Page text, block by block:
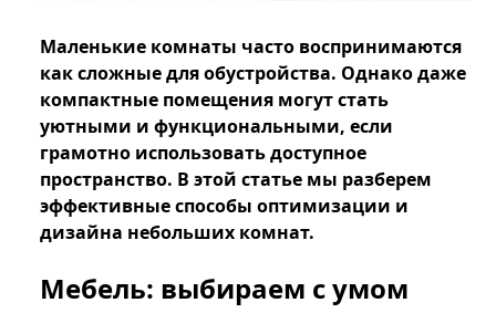
Маленькие комнаты часто воспринимаются
как сложные для обустройства. Однако даже
компактные помещения могут стать
уютными и функциональными, если
грамотно использовать доступное
пространство. В этой статье мы разберем
эффективные способы оптимизации и
дизайна небольших комнат.
Мебель: выбираем с умом